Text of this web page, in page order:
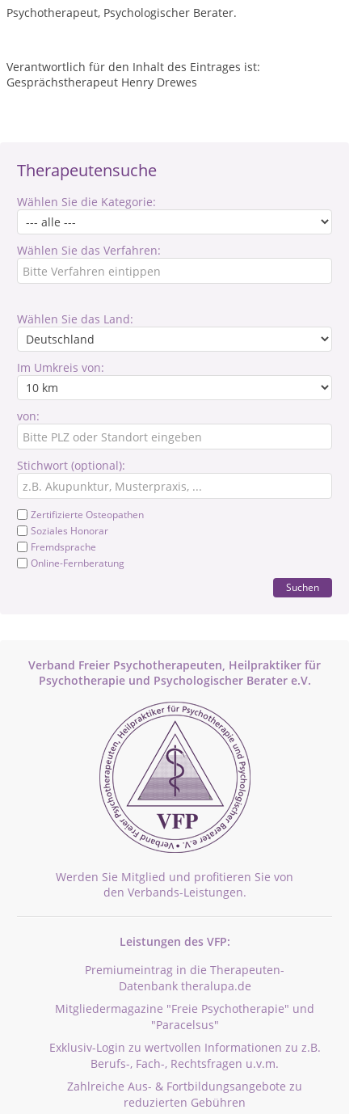
Therapeutensuche
Wählen Sie die Kategorie:
Wählen Sie das Verfahren:
Wählen Sie das Land:
Im Umkreis von:
von:
Stichwort (optional):
Zertifizierte Osteopathen
Soziales Honorar
Fremdsprache
Online-Fernberatung
Suchen
Verband Freier Psychotherapeuten, Heilpraktiker für
Psychotherapie und Psychologischer Berater e.V.
Werden Sie Mitglied und profitieren Sie von
den Verbands-Leistungen.
Leistungen des VFP:
Premiumeintrag in die Therapeuten-
Datenbank theralupa.de
Mitgliedermagazine "Freie Psychotherapie" und
"Paracelsus"
Exklusiv-Login zu wertvollen Informationen zu z.B.
Berufs-, Fach-, Rechtsfragen u.v.m.
Zahlreiche Aus- & Fortbildungsangebote zu
reduzierten Gebühren
Psychotherapeut, Psychologischer Berater.
Verantwortlich für den Inhalt des Eintrages ist:
Gesprächstherapeut Henry Drewes